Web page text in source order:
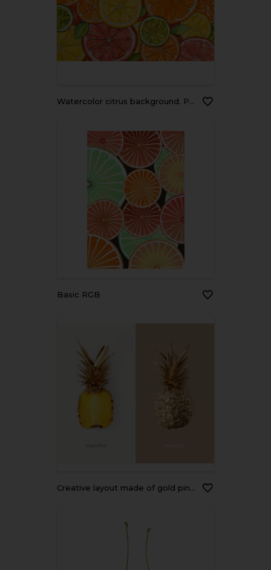
Watercolor citrus background. Paint texture. Hand drawn oranges, lemons, limes, mandarins, grapefruits. Bright watercolor stains
Basic RGB
Creative layout made of gold pineapple. Tropical flat lay. Food concept.